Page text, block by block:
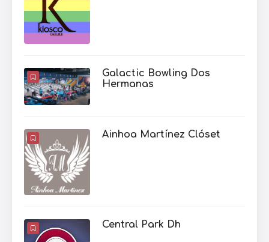
Galactic Bowling Dos
Hermanas
Ainhoa Martínez Clóset
Central Park Dh